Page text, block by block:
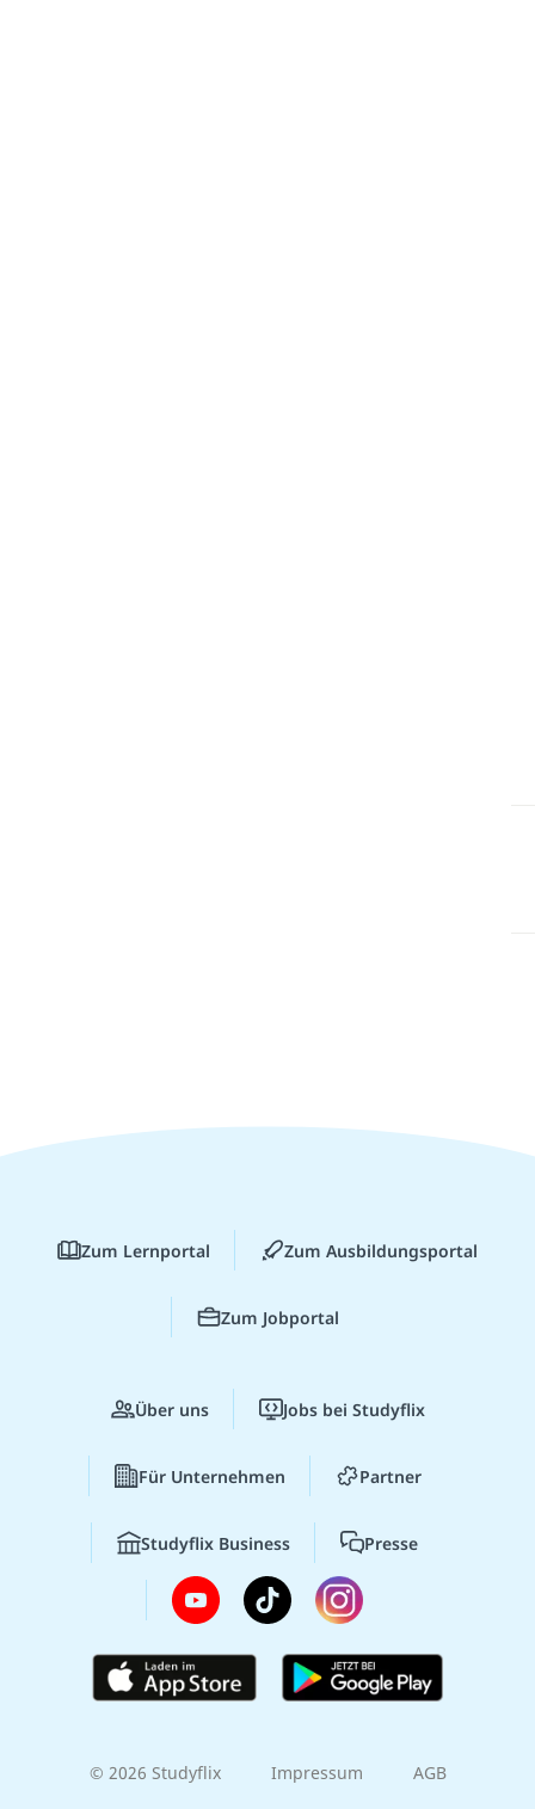
Zum Lernportal Zum Ausbildungsportal
Zum Jobportal
Über uns Jobs bei Studyflix
Für Unternehmen Partner
Studyflix Business Presse
© 2026 Studyflix Impressum AGB